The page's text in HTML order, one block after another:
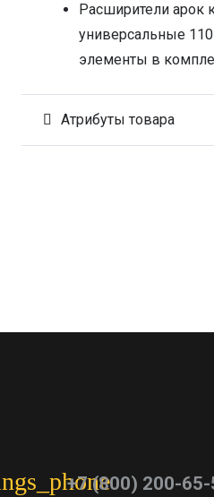
Расширители арок
универсальные
элементы в
Атрибуты товара
+7 (800) 200-65-